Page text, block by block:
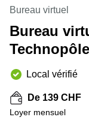
Genève
Coworking
Lausanne
Basel
Coworking
Lugano
Rue de
la Cité
1
Genève
Place
de la
12
Genève
Bureau virtuel
Bureau
Local vérifié
De 139 CHF
Loyer mensuel